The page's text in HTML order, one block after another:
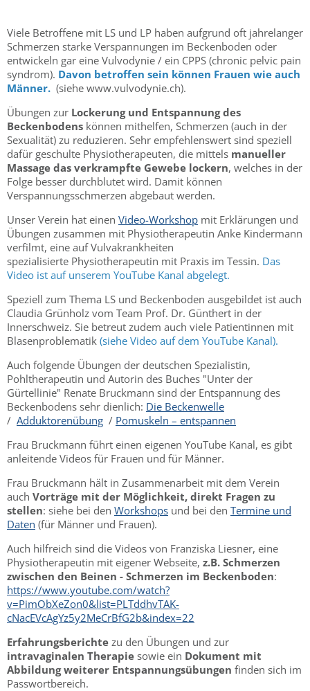
Viele Betroffene mit LS und LP haben aufgrund oft jahrelanger
Schmerzen starke Verspannungen im Beckenboden oder
entwickeln gar eine Vulvodynie / ein CPPS (chronic pelvic pain
syndrom). Davon betroffen sein können Frauen wie auch
Männer. (siehe www.vulvodynie.ch).
Übungen zur Lockerung und Entspannung des
Beckenbodens können mithelfen, Schmerzen (auch in der
Sexualität) zu reduzieren. Sehr empfehlenswert sind speziell
dafür geschulte Physiotherapeuten, die mittels manueller
Massage das verkrampfte Gewebe lockern, welches in der
Folge besser durchblutet wird. Damit können
Verspannungsschmerzen abgebaut werden.
Unser Verein hat einen Video-Workshop mit Erklärungen und
Übungen zusammen mit Physiotherapeutin Anke Kindermann
verfilmt, eine auf Vulvakrankheiten
spezialisierte Physiotherapeutin mit Praxis im Tessin. Das
Video ist auf unserem YouTube Kanal abgelegt.
Speziell zum Thema LS und Beckenboden ausgebildet ist auch
Claudia Grünholz vom Team Prof. Dr. Günthert in der
Innerschweiz. Sie betreut zudem auch viele Patientinnen mit
Blasenproblematik (siehe Video auf dem YouTube Kanal).
Auch folgende Übungen der deutschen Spezialistin,
Pohltherapeutin und Autorin des Buches "Unter der
Gürtellinie" Renate Bruckmann sind der Entspannung des
Beckenbodens sehr dienlich: Die Beckenwelle
/ Adduktorenübung / Pomuskeln – entspannen
Frau Bruckmann führt einen eigenen YouTube Kanal, es gibt
anleitende Videos für Frauen und für Männer.
Frau Bruckmann hält in Zusammenarbeit mit dem Verein
auch Vorträge mit der Möglichkeit, direkt Fragen zu
stellen: siehe bei den Workshops und bei den Termine und
Daten (für Männer und Frauen).
Auch hilfreich sind die Videos von Franziska Liesner, eine
Physiotherapeutin mit eigener Webseite, z.B. Schmerzen
zwischen den Beinen - Schmerzen im Beckenboden:
https://www.youtube.com/watch?
v=PimObXeZon0&list=PLTddhvTAK-
cNacEVcAgYz5y2MeCrBfG2b&index=22
Erfahrungsberichte zu den Übungen und zur
intravaginalen Therapie sowie ein Dokument mit
Abbildung weiterer Entspannungsübungen finden sich im
Passwortbereich.